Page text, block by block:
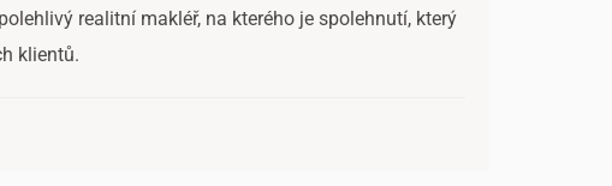
realitní makléř, na kterého je spolehnutí, který
klientů.